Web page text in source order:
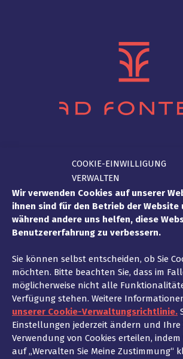
COOKIE-EINWILLIGUNG
VERWALTEN
Wir verwenden Cookies auf unserer
ihnen sind für den Betrieb der Website
während andere uns helfen, diese
Benutzererfahrung zu verbessern.
Sie können selbst entscheiden, ob Sie
möchten. Bitte beachten Sie, dass im
möglicherweise nicht alle
Verfügung stehen. Weitere
unserer Cookie-Verwaltungsrichtlinie.
Einstellungen jederzeit ändern und
Verwendung von Cookies erteilen, indem
auf „Wervalten Sie Meine Zustimmung“
Beitragsnavigation
PREVIOUS
Main Footer